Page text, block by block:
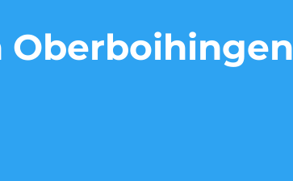
Oberboihingen